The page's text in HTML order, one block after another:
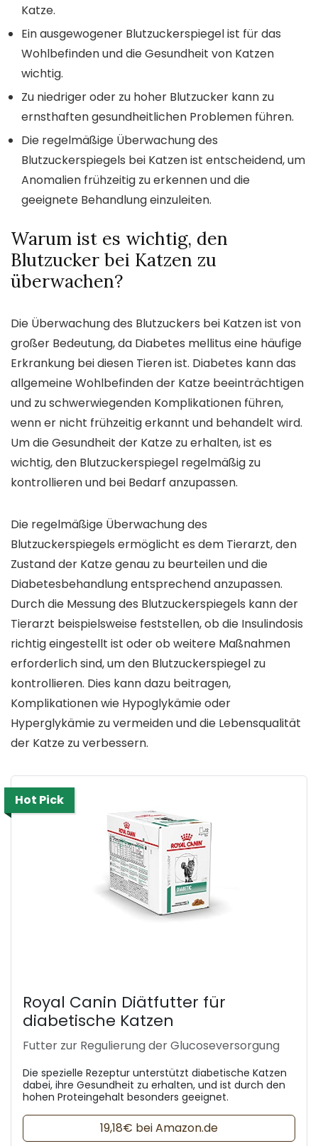
Katze.
Ein ausgewogener Blutzuckerspiegel ist für das
Wohlbefinden und die Gesundheit von Katzen
wichtig.
Zu niedriger oder zu hoher Blutzucker kann zu
ernsthaften gesundheitlichen Problemen führen.
Die regelmäßige Überwachung des
Blutzuckerspiegels bei Katzen ist entscheidend, um
Anomalien frühzeitig zu erkennen und die
geeignete Behandlung einzuleiten.
Warum ist es wichtig, den
Blutzucker bei Katzen zu
überwachen?
Die Überwachung des Blutzuckers bei Katzen ist von
großer Bedeutung, da Diabetes mellitus eine häufige
Erkrankung bei diesen Tieren ist. Diabetes kann das
allgemeine Wohlbefinden der Katze beeinträchtigen
und zu schwerwiegenden Komplikationen führen,
wenn er nicht frühzeitig erkannt und behandelt wird.
Um die Gesundheit der Katze zu erhalten, ist es
wichtig, den Blutzuckerspiegel regelmäßig zu
kontrollieren und bei Bedarf anzupassen.
Die regelmäßige Überwachung des
Blutzuckerspiegels ermöglicht es dem Tierarzt, den
Zustand der Katze genau zu beurteilen und die
Diabetesbehandlung entsprechend anzupassen.
Durch die Messung des Blutzuckerspiegels kann der
Tierarzt beispielsweise feststellen, ob die Insulindosis
richtig eingestellt ist oder ob weitere Maßnahmen
erforderlich sind, um den Blutzuckerspiegel zu
kontrollieren. Dies kann dazu beitragen,
Komplikationen wie Hypoglykämie oder
Hyperglykämie zu vermeiden und die Lebensqualität
der Katze zu verbessern.
Hot Pick
Royal Canin Diätfutter für
diabetische Katzen
Futter zur Regulierung der Glucoseversorgung
Die spezielle Rezeptur unterstützt diabetische Katzen
dabei, ihre Gesundheit zu erhalten, und ist durch den
hohen Proteingehalt besonders geeignet.
19,18€ bei Amazon.de